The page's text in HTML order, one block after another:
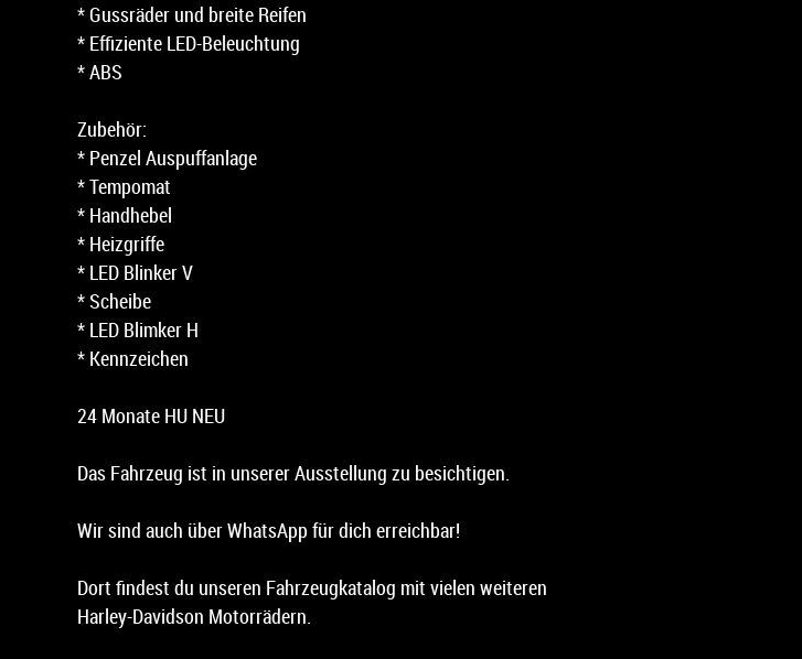
* Gussräder und breite Reifen
* Effiziente LED-Beleuchtung
* ABS
Zubehör:
* Penzel Auspuffanlage
* Tempomat
* Handhebel
* Heizgriffe
* LED Blinker V
* Scheibe
* LED Blimker H
* Kennzeichen
24 Monate HU NEU
Das Fahrzeug ist in unserer Ausstellung zu besichtigen.
Wir sind auch über WhatsApp für dich erreichbar!
Dort findest du unseren Fahrzeugkatalog mit vielen weiteren
Harley-Davidson Motorrädern.